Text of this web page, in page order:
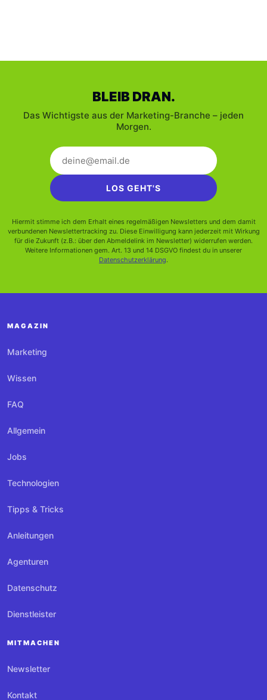
BLEIB DRAN.
Das Wichtigste aus der Marketing-Branche – jeden
Morgen.
LOS GEHT'S
Hiermit stimme ich dem Erhalt eines regelmäßigen Newsletters und dem damit
verbundenen Newslettertracking zu. Diese Einwilligung kann jederzeit mit Wirkung
für die Zukunft (z.B.: über den Abmeldelink im Newsletter) widerrufen werden.
Weitere Informationen gem. Art. 13 und 14 DSGVO findest du in unserer
Datenschutzerklärung.
MAGAZIN
Marketing
Wissen
FAQ
Allgemein
Jobs
Technologien
Tipps & Tricks
Anleitungen
Agenturen
Datenschutz
Dienstleister
MITMACHEN
Newsletter
Kontakt